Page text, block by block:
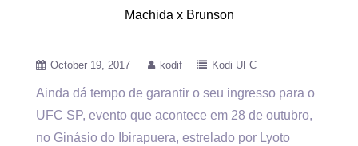
Machida x Brunson
October 19, 2017 kodif Kodi UFC
Ainda dá tempo de garantir o seu ingresso para o
UFC SP, evento que acontece em 28 de outubro,
no Ginásio do Ibirapuera, estrelado por Lyoto